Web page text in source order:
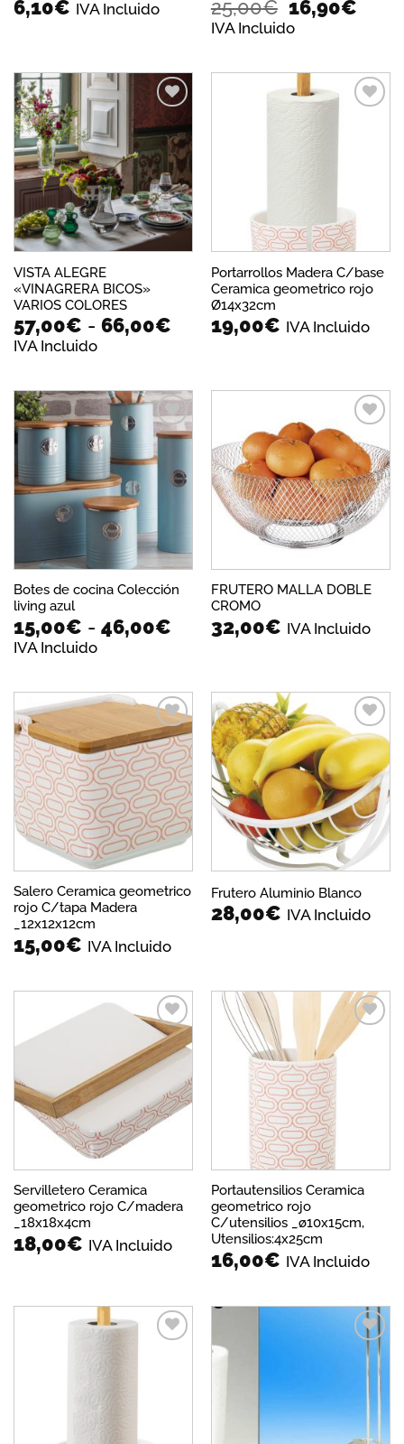
6,10€ IVA Incluido 25,00€ El
precio
25,00€.
16,90€
IVA Incluido
Añadir
a la
lista de
deseos
VISTA ALEGRE
«VINAGRERA BICOS»
VARIOS COLORES
57,00€ - 66,00€Rango
57,00€
hasta
66,00€
IVA Incluido
Portarrollos Madera C/base
Ceramica geometrico rojo
Ø14x32cm
19,00€ IVA Incluido
Añadir
a la
lista de
deseos
Botes de cocina Colección
living azul
15,00€ - 46,00€Rango
15,00€
hasta
46,00€
IVA Incluido
Añadir
a la
lista de
deseos
FRUTERO MALLA DOBLE
CROMO
32,00€ IVA Incluido
Añadir
a la
lista de
deseos
Salero Ceramica geometrico
rojo C/tapa Madera
_12x12x12cm
15,00€ IVA Incluido
Añadir
a la
lista de
deseos
Frutero Aluminio Blanco
28,00€ IVA Incluido
Añadir
a la
lista de
deseos
Servilletero Ceramica
geometrico rojo C/madera
_18x18x4cm
18,00€ IVA Incluido
Añadir
Portautensilios Ceramica
geometrico rojo
C/utensilios _ø10x15cm,
Utensilios:4x25cm
16,00€ IVA Incluido
Añadir
deseos